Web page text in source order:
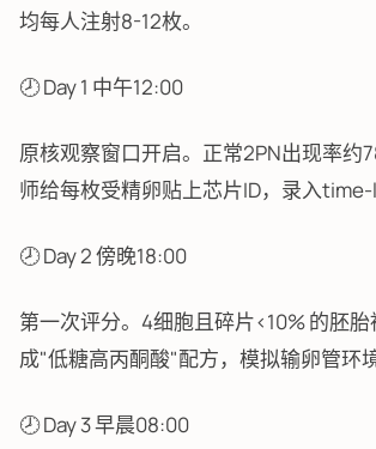
均每人注射8-12枚。
🕗 Day 1 中午12:00
原核观察窗口开启。正常2PN出现率约
师给每枚受精卵贴上芯片ID，录入time-
🕗 Day 2 傍晚18:00
第一次评分。4细胞且碎片<10% 的胚
成"低糖高丙酮酸"配方，模拟输卵管环境
🕗 Day 3 早晨08:00